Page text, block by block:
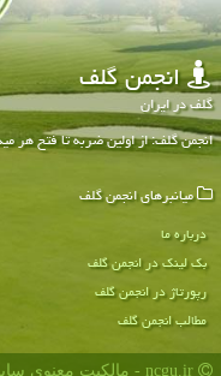
انجمن گلف
گلف در ایران
انجمن گلف: از اولین ضربه تا فتح هر
میانبرهای انجمن گلف
درباره ما
بک لینک در انجمن گلف
رپورتاژ در انجمن گلف
مطالب انجمن گلف
ncgu.ir - مالکیت معنوی سایت انجمن گلف متعلق به مالکین آن می باشد